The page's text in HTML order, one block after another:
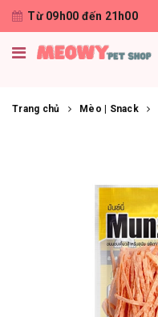
Từ 09h00 đến 21h00
Trang chủ Mèo | Snack